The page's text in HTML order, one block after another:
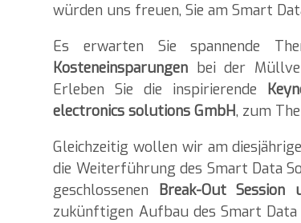
würden uns freuen, Sie am Smart
Es erwarten Sie spannende
Kosteneinsparungen bei der
Erleben Sie die inspirierende
electronics solutions GmbH, zum
Gleichzeitig wollen wir am
die Weiterführung des Smart Data
geschlossenen Break-Out Session
zukünftigen Aufbau des Smart